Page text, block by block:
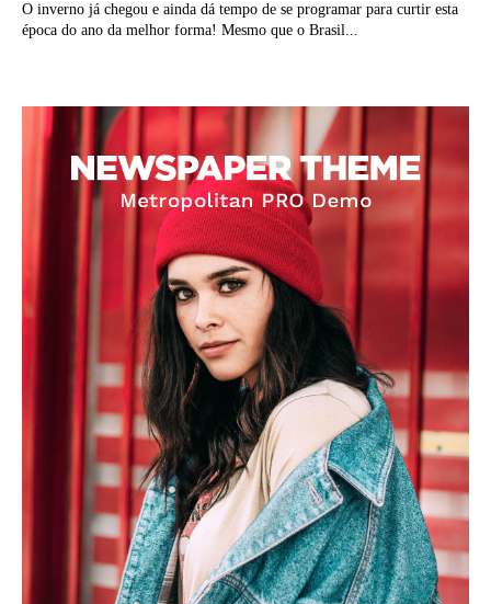
O inverno já chegou e ainda dá tempo de se programar para curtir esta
época do ano da melhor forma! Mesmo que o Brasil...